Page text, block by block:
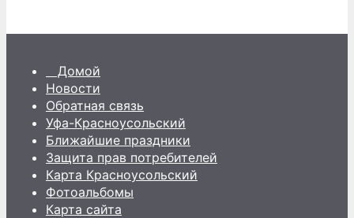
Домой
Новости
Обратная связь
Уфа-Красноусольский
Ближайшие праздники
Защита прав потребителей
Карта Красноусольский
Фотоальбомы
Карта сайта